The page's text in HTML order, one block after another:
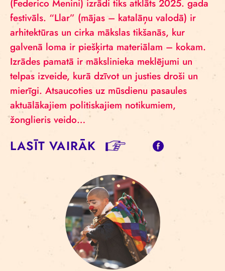
(Federico Menini) izrādi tiks atklāts 2025. gada
festivāls. “Llar” (mājas – katalāņu valodā) ir
arhitektūras un cirka mākslas tikšanās, kur
galvenā loma ir piešķirta materiālam – kokam.
Izrādes pamatā ir mākslinieka meklējumi un
telpas izveide, kurā dzīvot un justies droši un
mierīgi. Atsaucoties uz mūsdienu pasaules
aktuālākajiem politiskajiem notikumiem,
žonglieris veido…
LASĪT VAIRĀK